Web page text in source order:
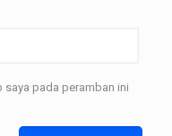
saya pada peramban ini